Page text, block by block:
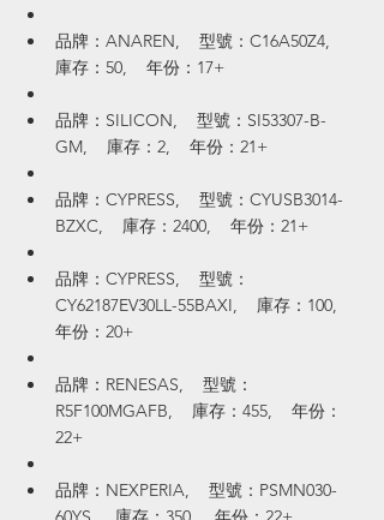
品牌：ANAREN,    型號：C16A50Z4,
庫存：50,    年份：17+
品牌：SILICON,    型號：SI53307-B-
GM,    庫存：2,    年份：21+
品牌：CYPRESS,    型號：CYUSB3014-
BZXC,    庫存：2400,    年份：21+
品牌：CYPRESS,    型號：
CY62187EV30LL-55BAXI,    庫存：100,
年份：20+
品牌：RENESAS,    型號：
R5F100MGAFB,    庫存：455,    年份：
22+
品牌：NEXPERIA,    型號：PSMN030-